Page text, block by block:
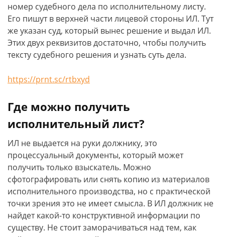
номер судебного дела по исполнительному листу.
Его пишут в верхней части лицевой стороны ИЛ. Тут
же указан суд, который вынес решение и выдал ИЛ.
Этих двух реквизитов достаточно, чтобы получить
тексту судебного решения и узнать суть дела.
https://prnt.sc/rtbxyd
Где можно получить
исполнительный лист?
ИЛ не выдается на руки должнику, это
процессуальный документы, который может
получить только взыскатель. Можно
сфотографировать или снять копию из материалов
исполнительного производства, но с практической
точки зрения это не имеет смысла. В ИЛ должник не
найдет какой-то конструктивной информации по
существу. Не стоит заморачиваться над тем, как